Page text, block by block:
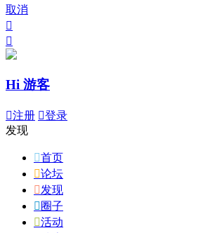
取消


Hi 游客
注册 登录
发现
首页
论坛
发现
 圈子
活动